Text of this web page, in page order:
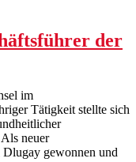
der
im
Tätigkeit stellte sich
neuer
gewonnen und